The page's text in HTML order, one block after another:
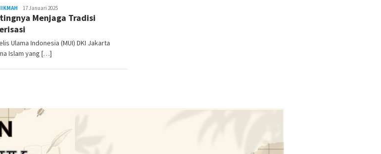
REDAKSI
RAMBUKOTA
17 Januari 2025
Menjaga Tradisi
Ulama Indonesia (MUI) DKI Jakarta
Islam yang […]